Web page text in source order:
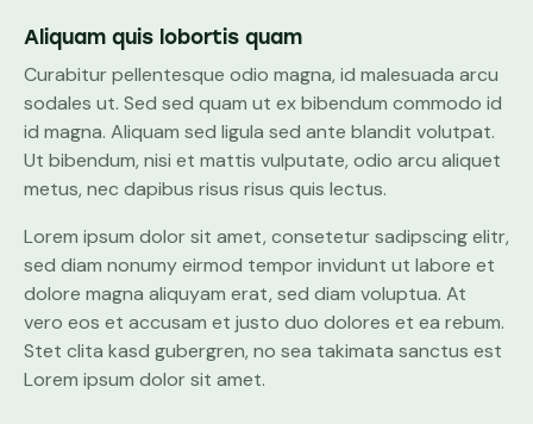
Aliquam quis lobortis quam
Curabitur pellentesque odio magna, id malesuada arcu
sodales ut. Sed sed quam ut ex bibendum commodo id
id magna. Aliquam sed ligula sed ante blandit volutpat.
Ut bibendum, nisi et mattis vulputate, odio arcu aliquet
metus, nec dapibus risus risus quis lectus.
Lorem ipsum dolor sit amet, consetetur sadipscing elitr,
sed diam nonumy eirmod tempor invidunt ut labore et
dolore magna aliquyam erat, sed diam voluptua. At
vero eos et accusam et justo duo dolores et ea rebum.
Stet clita kasd gubergren, no sea takimata sanctus est
Lorem ipsum dolor sit amet.